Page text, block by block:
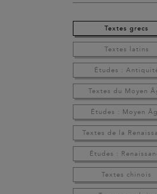
Textes grecs
Textes latins
Études :
Textes du Moyen
Études : Moyen
Textes de la
Études :
Textes chinois